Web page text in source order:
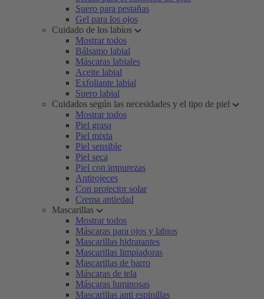
Suero para pestañas
Gel para los ojos
Cuidado de los labios
Mostrar todos
Bálsamo labial
Máscaras labiales
Aceite labial
Exfoliante labial
Suero labial
Cuidados según las necesidades y el tipo de piel
Mostrar todos
Piel grasa
Piel mixta
Piel sensible
Piel seca
Piel con impurezas
Antirojeces
Con protector solar
Crema antiedad
Mascarillas
Mostrar todos
Máscaras para ojos y labios
Mascarillas hidratantes
Mascarillas limpiadoras
Mascarillas de barro
Máscaras de tela
Máscaras luminosas
Mascarillas anti espinillas